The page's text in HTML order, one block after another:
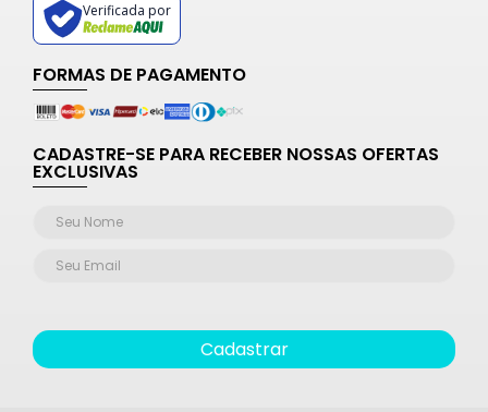
Verificada por
FORMAS DE PAGAMENTO
CADASTRE-SE PARA RECEBER NOSSAS OFERTAS
EXCLUSIVAS
Cadastrar